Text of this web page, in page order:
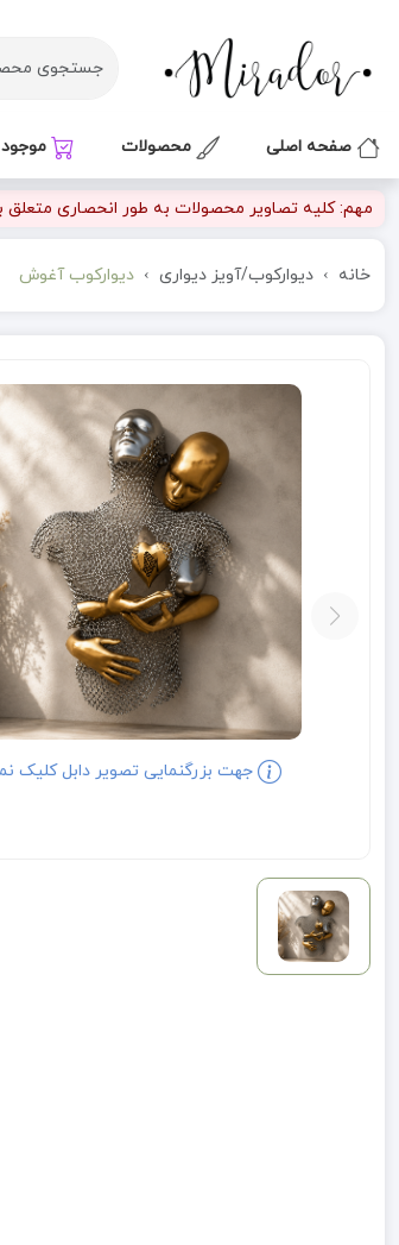
صفحه اصلی محصولات
مهم: کلیه تصاویر محصولات به طور انحصاری متعلق
خانه دیوارکوب/آویز دیواری دیوارکوب آغوش
جهت بزرگنمایی تصویر دابل کلیک